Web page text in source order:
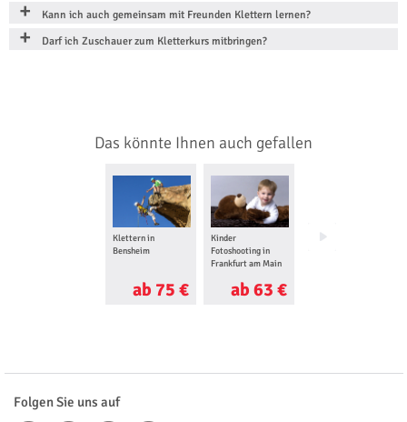
Kann ich auch gemeinsam mit Freunden Klettern lernen?
Darf ich Zuschauer zum Kletterkurs mitbringen?
Das könnte Ihnen auch gefallen
Klettern in
Bensheim
ab 75 €
Kinder
Fotoshooting in
Frankfurt am Main
ab 63 €
Hochseilgarten in
Folgen Sie uns auf